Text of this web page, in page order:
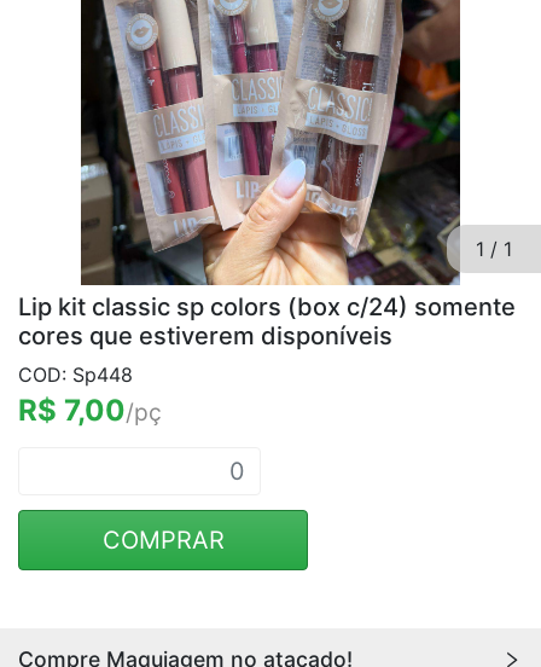
1 / 1
Lip kit classic sp colors (box c/24) somente
cores que estiverem disponíveis
COD: Sp448
R$ 7,00/pç
COMPRAR
Compre Maquiagem no atacado!